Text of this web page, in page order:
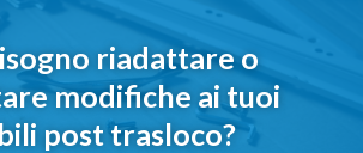
riadattare o
modifiche ai tuoi
post trasloco?